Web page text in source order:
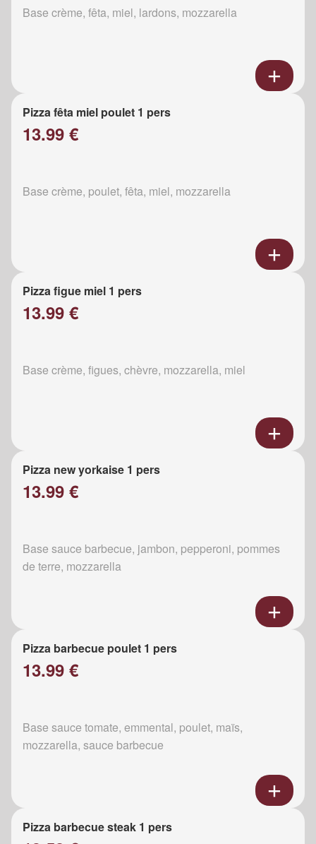
Base crème, fêta, miel, lardons, mozzarella
Pizza fêta miel poulet 1 pers
13.99 €
Base crème, poulet, fêta, miel, mozzarella
Pizza figue miel 1 pers
13.99 €
Base crème, figues, chèvre, mozzarella, miel
Pizza new yorkaise 1 pers
13.99 €
Base sauce barbecue, jambon, pepperoni, pommes
de terre, mozzarella
Pizza barbecue poulet 1 pers
13.99 €
Base sauce tomate, emmental, poulet, maïs,
mozzarella, sauce barbecue
Pizza barbecue steak 1 pers